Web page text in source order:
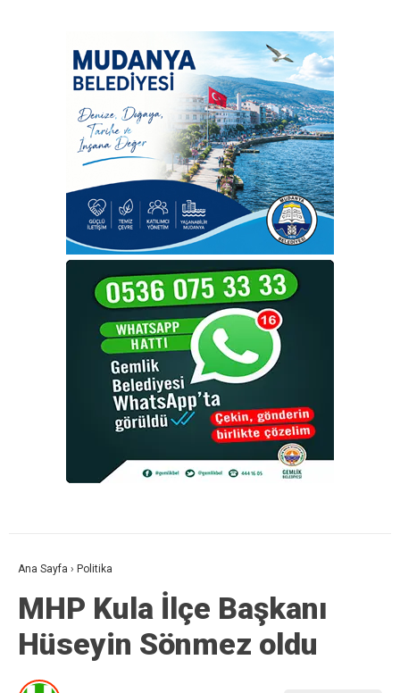
Ana Sayfa › Politika
MHP Kula İlçe Başkanı
Hüseyin Sönmez oldu